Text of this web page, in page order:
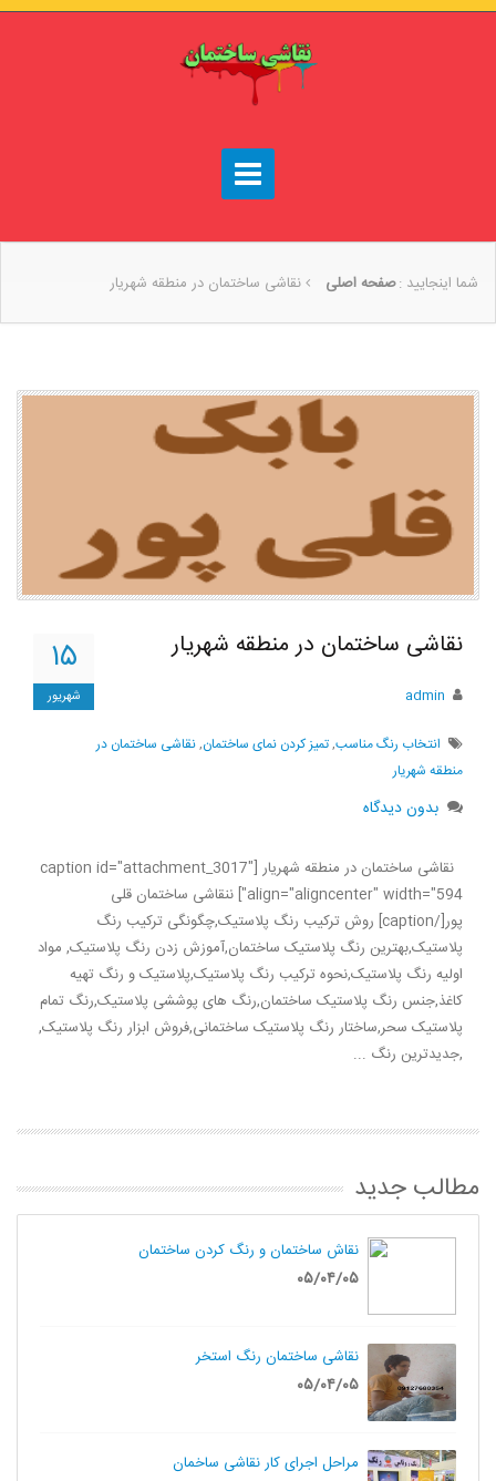
شما اینجایید :صفحه اصلی نقاشی ساختمان در منطقه شهریار
۱۵
شهریور
نقاشی ساختمان در منطقه شهریار
admin
انتخاب رنگ مناسب,تمیز کردن نمای ساختمان,نقاشی ساختمان در
منطقه شهریار
بدون دیدگاه
نقاشی ساختمان در منطقه شهریار [caption id="attachment_3017"
align="aligncenter" width="594"] ننقاشی ساختمان قلی
پور[/caption] روش ترکیب رنگ پلاستیک,چگونگی ترکیب رنگ
پلاستیک,بهترین رنگ پلاستیک ساختمان,آموزش زدن رنگ پلاستیک, مواد
اولیه رنگ پلاستیک,نحوه ترکیب رنگ پلاستیک,پلاستیک و رنگ تهیه
کاغذ,جنس رنگ پلاستیک ساختمان,رنگ های پوششی پلاستیک,رنگ تمام
پلاستیک سحر,ساختار رنگ پلاستیک ساختمانی,فروش ابزار رنگ پلاستیک,
,جدیدترین رنگ ...
مطالب جدید
نقاش ساختمان و رنگ کردن ساختمان
۰۵/۰۴/۰۵
نقاشی ساختمان رنگ استخر
۰۵/۰۴/۰۵
مراحل اجرای کار نقاشی ساخمان